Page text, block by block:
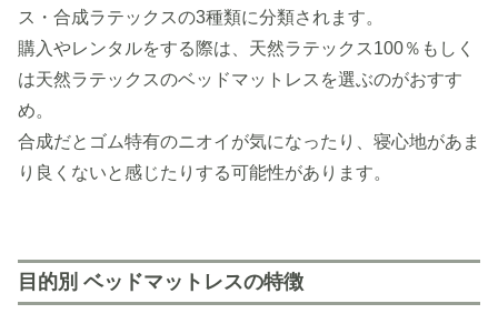
ス・合成ラテックスの3種類に分類されます。
購入やレンタルをする際は、天然ラテックス100％もしく
は天然ラテックスのベッドマットレスを選ぶのがおすす
め。
合成だとゴム特有のニオイが気になったり、寝心地があま
り良くないと感じたりする可能性があります。
目的別 ベッドマットレスの特徴